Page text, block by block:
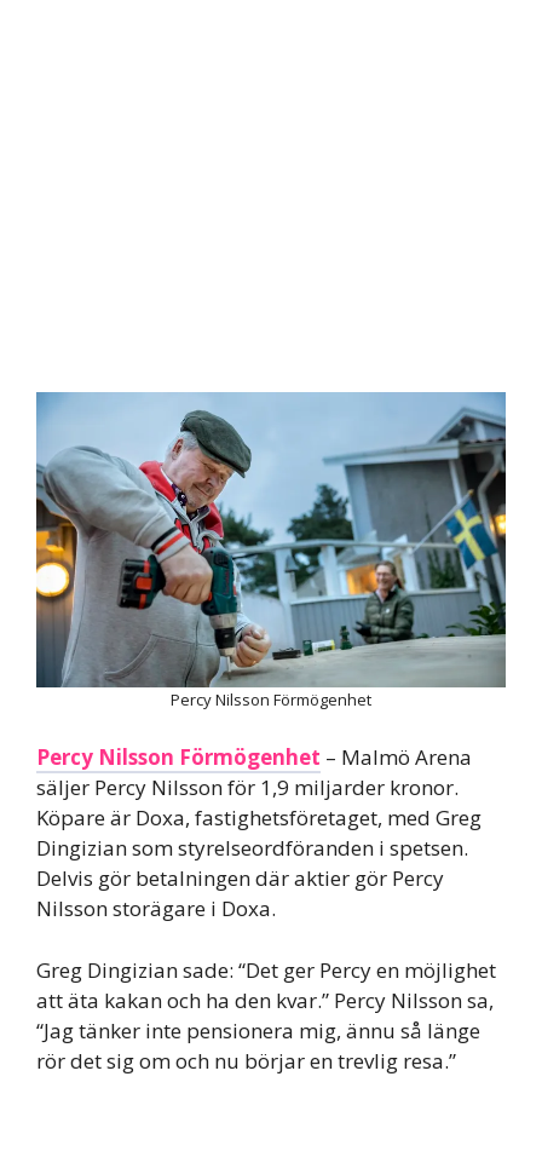
Percy Nilsson Förmögenhet
Percy Nilsson Förmögenhet – Malmö Arena
säljer Percy Nilsson för 1,9 miljarder kronor.
Köpare är Doxa, fastighetsföretaget, med Greg
Dingizian som styrelseordföranden i spetsen.
Delvis gör betalningen där aktier gör Percy
Nilsson storägare i Doxa.
Greg Dingizian sade: “Det ger Percy en möjlighet
att äta kakan och ha den kvar.” Percy Nilsson sa,
“Jag tänker inte pensionera mig, ännu så länge
rör det sig om och nu börjar en trevlig resa.”